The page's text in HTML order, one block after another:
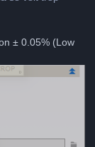
± 0.05% (Low